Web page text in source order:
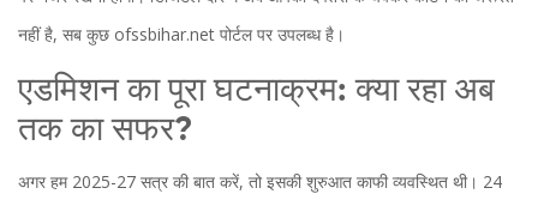
नहीं है, सब कुछ ofssbihar.net पोर्टल पर उपलब्ध है।
एडमिशन का पूरा घटनाक्रम: क्या रहा अब
तक का सफर?
अगर हम 2025-27 सत्र की बात करें, तो इसकी शुरुआत काफी व्यवस्थित थी। 24